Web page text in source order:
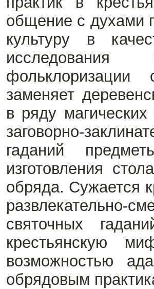
общение с духами
культуру в
исследования
фольклоризации
заменяет
в ряду
заговорно-
гаданий
изготовления
обряда. Сужается
развлекательно-
святочных
крестьянскую
возможностью
обрядовым